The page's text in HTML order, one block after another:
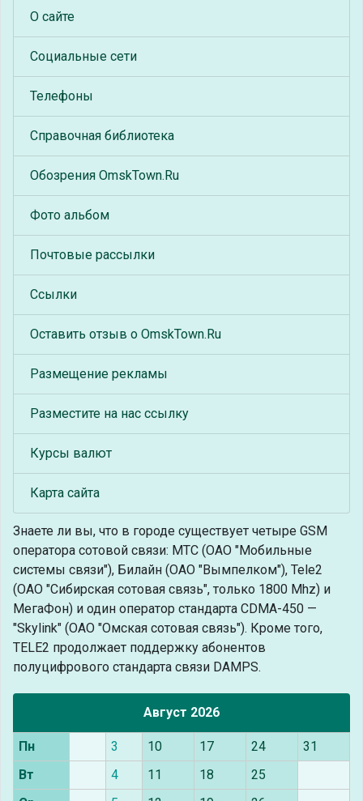
О сайте
Социальные сети
Телефоны
Справочная библиотека
Обозрения OmskTown.Ru
Фото альбом
Почтовые рассылки
Ссылки
Оставить отзыв о OmskTown.Ru
Размещение рекламы
Разместите на нас ссылку
Курсы валют
Карта сайта
Знаете ли вы, что в городе существует четыре GSM
оператора сотовой связи: МТС (ОАО "Мобильные
системы связи"), Билайн (ОАО "Вымпелком"), Tele2
(ОАО "Сибирская сотовая связь", только 1800 Mhz) и
МегаФон) и один оператор стандарта CDMA-450 —
"Skylink" (ОАО "Омская сотовая связь"). Кроме того,
TELE2 продолжает поддержку абонентов
полуцифрового стандарта связи DAMPS.
Август 2026
Пн 3 10 17 24
31
Вт
4 11 18
25